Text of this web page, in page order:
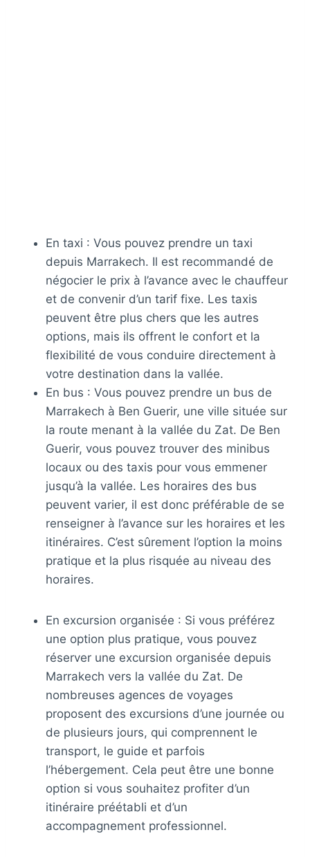
En taxi : Vous pouvez prendre un taxi
depuis Marrakech. Il est recommandé de
négocier le prix à l’avance avec le chauffeur
et de convenir d’un tarif fixe. Les taxis
peuvent être plus chers que les autres
options, mais ils offrent le confort et la
flexibilité de vous conduire directement à
votre destination dans la vallée.
En bus : Vous pouvez prendre un bus de
Marrakech à Ben Guerir, une ville située sur
la route menant à la vallée du Zat. De Ben
Guerir, vous pouvez trouver des minibus
locaux ou des taxis pour vous emmener
jusqu’à la vallée. Les horaires des bus
peuvent varier, il est donc préférable de se
renseigner à l’avance sur les horaires et les
itinéraires. C’est sûrement l’option la moins
pratique et la plus risquée au niveau des
horaires.
En excursion organisée : Si vous préférez
une option plus pratique, vous pouvez
réserver une excursion organisée depuis
Marrakech vers la vallée du Zat. De
nombreuses agences de voyages
proposent des excursions d’une journée ou
de plusieurs jours, qui comprennent le
transport, le guide et parfois
l’hébergement. Cela peut être une bonne
option si vous souhaitez profiter d’un
itinéraire préétabli et d’un
accompagnement professionnel.